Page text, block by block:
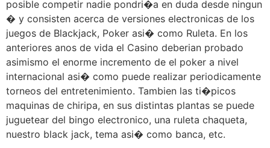
posible competir nadie pondri�a en duda desde ningun
� y consisten acerca de versiones electronicas de los
juegos de Blackjack, Poker asi� como Ruleta. En los
anteriores anos de vida el Casino deberian probado
asimismo el enorme incremento de el poker a nivel
internacional asi� como puede realizar periodicamente
torneos del entretenimiento. Tambien las ti�picos
maquinas de chiripa, en sus distintas plantas se puede
juguetear del bingo electronico, una ruleta chaqueta,
nuestro black jack, tema asi� como banca, etc.